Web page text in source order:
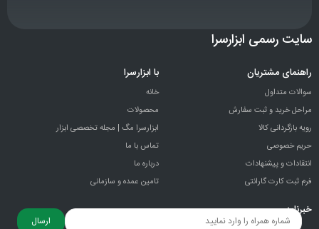
سایت رسمی ابزارسرا
راهنمای مشتریان
سوالات متداول
مراحل خرید و ثبت سفارش
رویه بازگردانی کالا
حریم خصوصی
انتقادات و پيشنهادات
فرم ثبت کارت گارانتی
با ابزارسرا
خانه
محصولات
ابزارسرا مگ | مجله تخصصی ابزار
تماس با ما
درباره ما
تامین عمده و سازمانی
خبرنامه
ارسال